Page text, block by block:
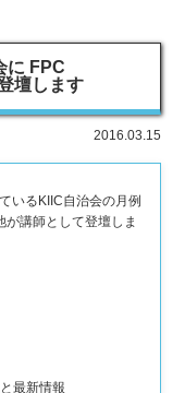
に FPC
壇します
2016.03.15
いるKIIC自治会の月例
講師として登壇しま
最新情報